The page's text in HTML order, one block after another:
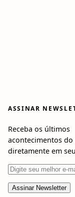
ASSINAR
Receba os últimos
acontecimentos do
diretamente em